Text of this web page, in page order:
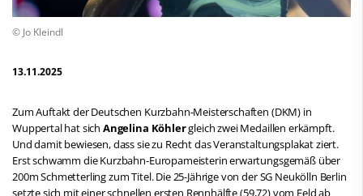
© Jo Kleindl
13.11.2025
Zum Auftakt der Deutschen Kurzbahn-Meisterschaften (DKM) in
Wuppertal hat sich Angelina Köhlergleich zwei Medaillen erkämpft.
Und damit bewiesen, dass sie zu Recht das Veranstaltungsplakat ziert.
Erst schwamm die Kurzbahn-Europameisterin erwartungsgemäß über
200m Schmetterling zum Titel. Die 25-Jährige von der SG Neukölln Berlin
setzte sich mit einer schnellen ersten Rennhälfte (59,72) vom Feld ab